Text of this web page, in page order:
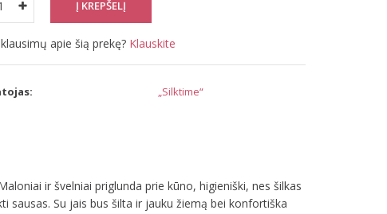
apie šią prekę? Klauskite
„Silktime“
ir švelniai priglunda prie kūno, higieniški, nes šilkas
sausas. Su jais bus šilta ir jauku žiemą bei konfortiška